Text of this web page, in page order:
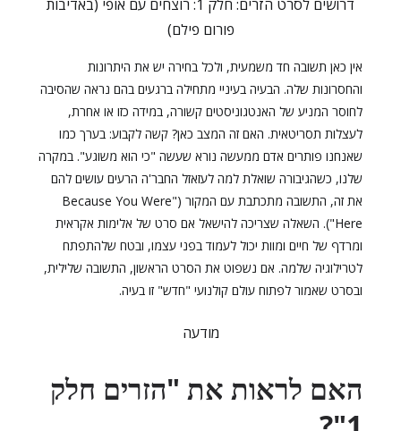
דרושים לסרט הזרים: חלק 1: רוצחים עם אופי (באדיבות
פורום פילם)
אין כאן תשובה חד משמעית, ולכל בחירה יש את היתרונות
והחסרונות שלה. הבעיה בעיניי מתחילה ברגעים בהם נראה שהסיבה
לחוסר המניע של האנטגוניסטים קשורה, במידה כזו או אחרת,
לעצלות תסריטאית. האם זה המצב כאן? קשה לקבוע: בערך כמו
שאנחנו פותרים אדם ממעשה נורא שעשה "כי הוא משוגע". במקרה
שלנו, כשהגיבורה שואלת למה לעזאזל החבר'ה הרעים עושים להם
את זה, התשובה מתכתבת עם המקור ("Because You Were
Here"). השאלה שצריכה להישאל אם סרט של אלימות אקראית
ומרדף של חיים ומוות יכול לעמוד בפני עצמו, ובטח שלהתפתח
לטרילוגיה שלמה. אם נשפוט את הסרט הראשון, התשובה שלילית,
ובסרט שאמור לפתוח עולם קולנועי "חדש" זו בעיה.
מודעה
האם לראות את "הזרים חלק